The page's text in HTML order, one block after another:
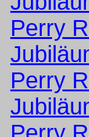
Perry
Perry